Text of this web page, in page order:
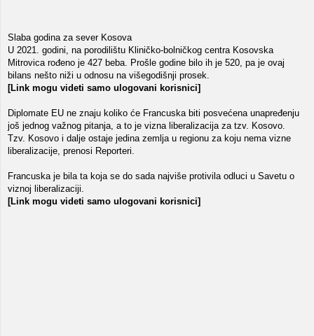
Slaba godina za sever Kosova
U 2021. godini, na porodilištu Kliničko-bolničkog centra Kosovska
Mitrovica rođeno je 427 beba. Prošle godine bilo ih je 520, pa je ovaj
bilans nešto niži u odnosu na višegodišnji prosek.
[Link mogu videti samo ulogovani korisnici]
Diplomate EU ne znaju koliko će Francuska biti posvećena unapređenju
još jednog važnog pitanja, a to je vizna liberalizacija za tzv. Kosovo.
Tzv. Kosovo i dalje ostaje jedina zemlja u regionu za koju nema vizne
liberalizacije, prenosi Reporteri.
Francuska je bila ta koja se do sada najviše protivila odluci u Savetu o
viznoj liberalizaciji.
[Link mogu videti samo ulogovani korisnici]